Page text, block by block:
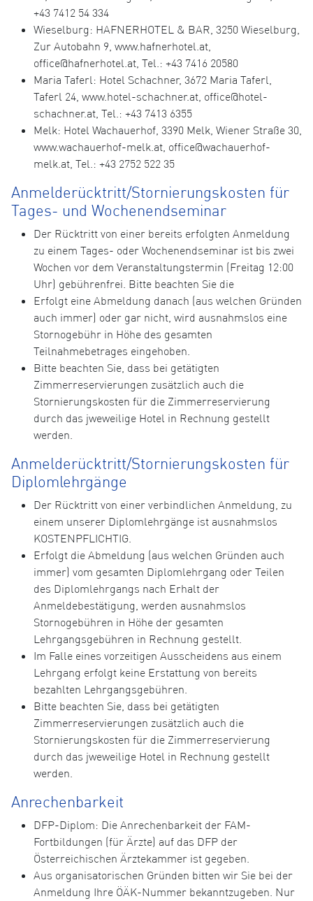
+43 7412 54 334
Wieselburg: HAFNERHOTEL & BAR, 3250 Wieselburg,
Zur Autobahn 9, www.hafnerhotel.at,
office@hafnerhotel.at, Tel.: +43 7416 20580
Maria Taferl: Hotel Schachner, 3672 Maria Taferl,
Taferl 24, www.hotel-schachner.at, office@hotel-
schachner.at, Tel.: +43 7413 6355
Melk: Hotel Wachauerhof, 3390 Melk, Wiener Straße 30,
www.wachauerhof-melk.at, office@wachauerhof-
melk.at, Tel.: +43 2752 522 35
Anmelderücktritt/Stornierungskosten für
Tages- und Wochenendseminar
Der Rücktritt von einer bereits erfolgten Anmeldung
zu einem Tages- oder Wochenendseminar ist bis zwei
Wochen vor dem Veranstaltungstermin (Freitag 12:00
Uhr) gebührenfrei. Bitte beachten Sie die
Erfolgt eine Abmeldung danach (aus welchen Gründen
auch immer) oder gar nicht, wird ausnahmslos eine
Stornogebühr in Höhe des gesamten
Teilnahmebetrages eingehoben.
Bitte beachten Sie, dass bei getätigten
Zimmerreservierungen zusätzlich auch die
Stornierungskosten für die Zimmerreservierung
durch das jweweilige Hotel in Rechnung gestellt
werden.
Anmelderücktritt/Stornierungskosten für
Diplomlehrgänge
Der Rücktritt von einer verbindlichen Anmeldung, zu
einem unserer Diplomlehrgänge ist ausnahmslos
KOSTENPFLICHTIG.
Erfolgt die Abmeldung (aus welchen Gründen auch
immer) vom gesamten Diplomlehrgang oder Teilen
des Diplomlehrgangs nach Erhalt der
Anmeldebestätigung, werden ausnahmslos
Stornogebühren in Höhe der gesamten
Lehrgangsgebühren in Rechnung gestellt.
Im Falle eines vorzeitigen Ausscheidens aus einem
Lehrgang erfolgt keine Erstattung von bereits
bezahlten Lehrgangsgebühren.
Bitte beachten Sie, dass bei getätigten
Zimmerreservierungen zusätzlich auch die
Stornierungskosten für die Zimmerreservierung
durch das jweweilige Hotel in Rechnung gestellt
werden.
Anrechenbarkeit
DFP-Diplom: Die Anrechenbarkeit der FAM-
Fortbildungen (für Ärzte) auf das DFP der
Österreichischen Ärztekammer ist gegeben.
Aus organisatorischen Gründen bitten wir Sie bei der
Anmeldung Ihre ÖÄK-Nummer bekanntzugeben. Nur